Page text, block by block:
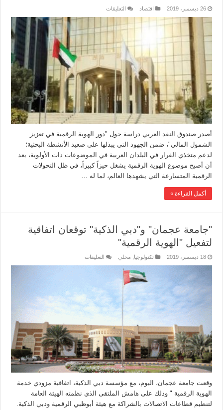
26 ديسمبر، 2019 اقتصاد التعليقات
أصدر صندوق النقد العربي دراسة حول "دور الهوية الرقمية في تعزيز
الشمول المالي"، ضمن الجهود التي يبذلها على صعيد الأنشطة البحثية؛
لدعم متخذي القرار في البلدان العربية في الموضوعات ذات الأولوية، بعد
أن أصبح موضوع الهوية الرقمية يشغل حيزاً كبيراً، في ظل التحولات
الرقمية المتسارعة التي يشهدها العالم، لما له …
أكمل القراءة »
"جامعة عجمان" و"دبي الذكية" توقعان اتفاقية
لتفعيل "الهوية الرقمية"
18 ديسمبر، 2019 تكنولوجيا, محلي التعليقات
وقعت جامعة عجمان، اليوم، مع مؤسسة دبي الذكية، اتفاقية مزودي خدمة
الهوية الرقمية " وذلك على هامش الملتقى الذي نظمته الهيئة العامة
لتنظيم قطاعات الاتصالات بالشراكة مع هيئة أبوظبي الرقمية ودبي الذكية.